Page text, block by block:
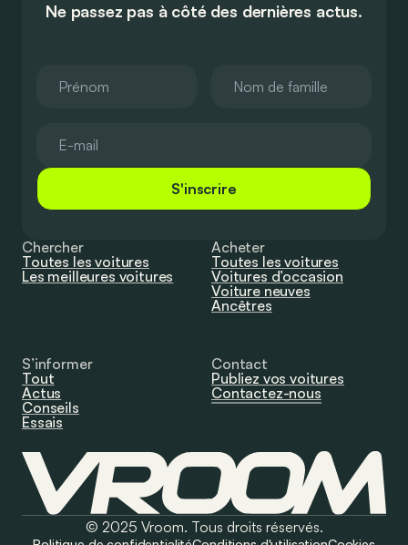
Ne passez pas à côté des dernières actus.
S'inscrire
Chercher
Toutes les voitures
Les meilleures voitures
Acheter
Toutes les voitures
Voitures d’occasion
Voiture neuves
Ancêtres
S’informer
Tout
Actus
Conseils
Essais
Contact
Publiez vos voitures
Contactez-nous
© 2025 Vroom. Tous droits réservés.